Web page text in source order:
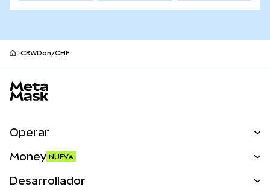
CRWDon/CHF
Operar
Money NUEVA
Desarrollador